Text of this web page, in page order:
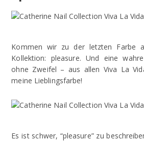
Kommen wir zu der letzten Farbe
Kollektion: pleasure. Und eine
ohne Zweifel – aus allen Viva La
meine Lieblingsfarbe!
Es ist schwer, “pleasure” zu